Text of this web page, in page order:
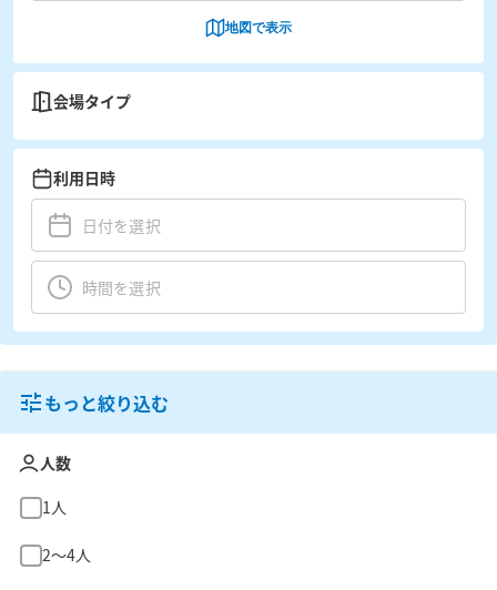
地図で表示
会場タイプ
利用日時
もっと絞り込む
人数
1人
2〜4人